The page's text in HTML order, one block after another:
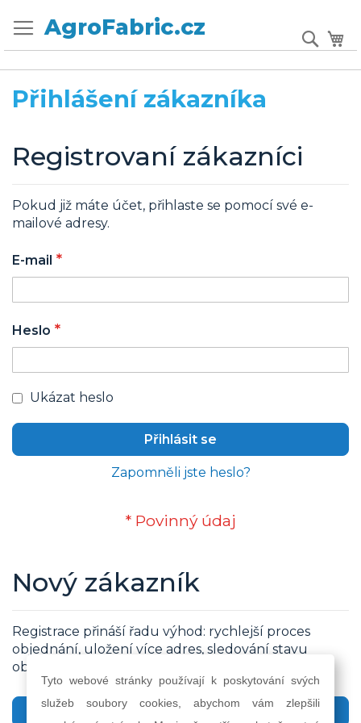
na
Přepnout
menu
AgroFabric.cz
Přihlášení zákazníka
Registrovaní zákazníci
Pokud již máte účet, přihlaste se pomocí své e-
mailové adresy.
E-mail
Heslo
Ukázat heslo
Přihlásit se
Zapomněli jste heslo?
Nový zákazník
Registrace přináší řadu výhod: rychlejší proces
objednání, uložení více adres, sledování stavu
objednávky a další...
Vytvořit účet
Tyto webové stránky používají k poskytování svých
služeb soubory cookies, abychom vám zlepšili